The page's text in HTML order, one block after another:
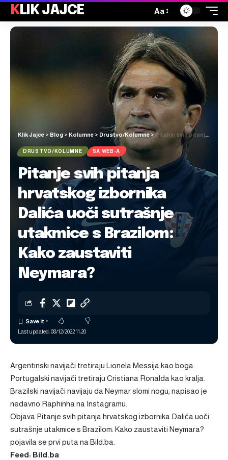
KLIK JAJCE Aa
Klik Jajce > Blog > Kolumne > Drustvo/Kolumne >Pitanje svih pitanja hrvatskog izbornika Dalića uoči sutrašnje utakmice s Brazilom: Kako zaustaviti Neymara?
DRUSTVO/KOLUMNE SA WEB-A
Pitanje svih pitanja
hrvatskog izbornika
Dalića uoči sutrašnje
utakmice s Brazilom:
Kako zaustaviti
Neymara?
Last updated: 08/12/2022 11:20
Argentinski navijači tretiraju Lionela Messija kao boga.
Portugalski navijači tretiraju Cristiana Ronalda kao kralja.
Brazilski navijači navijaju da Neymar slomi nogu, napisao je
nedavno Raphinha na Instagramu.
Objava Pitanje svih pitanja hrvatskog izbornika Dalića uoči
sutrašnje utakmice s Brazilom: Kako zaustaviti Neymara?
pojavila se prvi puta na Bild.ba
Feed: Bild.ba